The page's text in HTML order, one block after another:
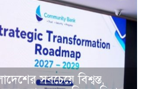
সবচেয়ে বিশ্বস্ত,